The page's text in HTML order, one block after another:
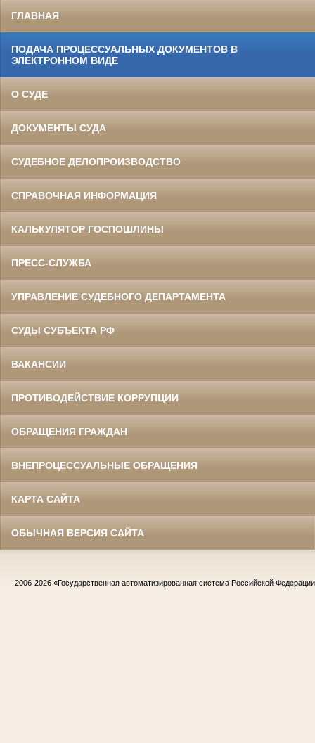
ГЛАВНАЯ
ПОДАЧА ПРОЦЕССУАЛЬНЫХ ДОКУМЕНТОВ В
ЭЛЕКТРОННОМ ВИДЕ
О СУДЕ
ДОКУМЕНТЫ СУДА
СУДЕБНОЕ ДЕЛОПРОИЗВОДСТВО
СПРАВОЧНАЯ ИНФОРМАЦИЯ
КАЛЬКУЛЯТОР ГОСПОШЛИНЫ
ПРЕСС-СЛУЖБА
УПРАВЛЕНИЕ СУДЕБНОГО ДЕПАРТАМЕНТА
СУДЫ СУБЪЕКТА РФ
ВАКАНСИИ
ПРОТИВОДЕЙСТВИЕ КОРРУПЦИИ
ОБРАЩЕНИЯ ГРАЖДАН
ВНЕПРОЦЕССУАЛЬНЫЕ ОБРАЩЕНИЯ
КАРТА САЙТА
ОБЫЧНАЯ ВЕРСИЯ САЙТА
2006-2026 «Государственная автоматизированная система Российской